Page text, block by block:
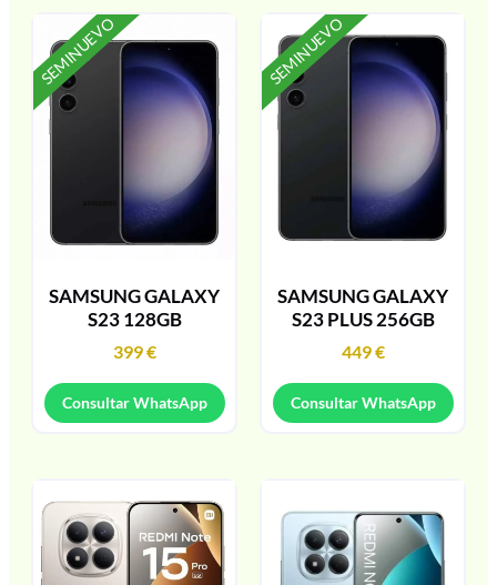
SEMINUEVO
SAMSUNG GALAXY
S23 128GB
399€
Consultar WhatsApp
SEMINUEVO
SAMSUNG GALAXY
S23 PLUS 256GB
449€
Consultar WhatsApp